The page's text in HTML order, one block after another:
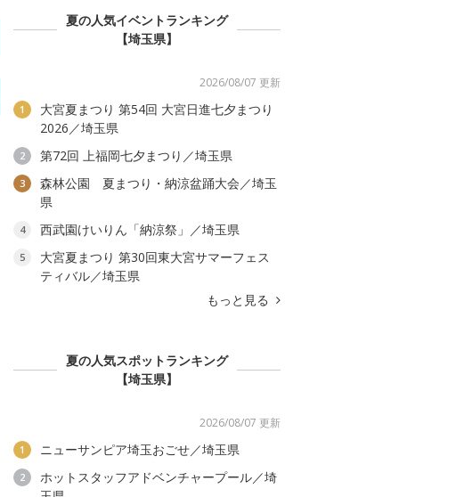
夏の人気イベントランキング
【埼玉県】
2026/08/07 更新
1
大宮夏まつり 第54回 大宮日進七夕まつり
2026／埼玉県
2 第72回 上福岡七夕まつり／埼玉県
3
森林公園 夏まつり・納涼盆踊大会／埼玉
県
4 西武園けいりん「納涼祭」／埼玉県
5
大宮夏まつり 第30回東大宮サマーフェス
ティバル／埼玉県
もっと見る
夏の人気スポットランキング
【埼玉県】
2026/08/07 更新
1 ニューサンピア埼玉おごせ／埼玉県
2
ホットスタッフアドベンチャープール／埼